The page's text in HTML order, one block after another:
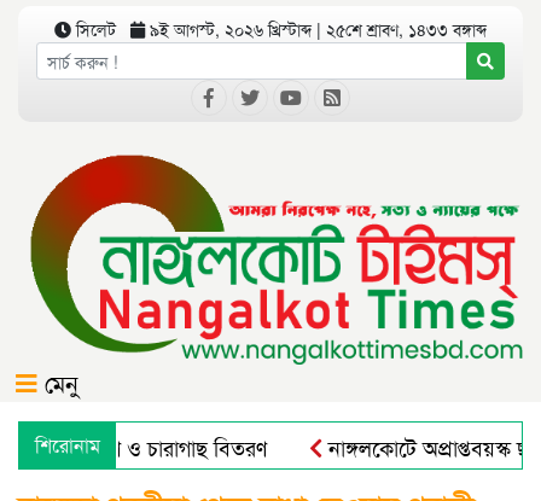
সিলেট ৯ই আগস্ট, ২০২৬ খ্রিস্টাব্দ | ২৫শে শ্রাবণ, ১৪৩৩ বঙ্গাব্দ
মেনু
শিরোনাম
বৃক্ষরোপণ ও চারাগাছ বিতরণ নাঙ্গলকোটে অপ্রাপ্তবয়স্ক